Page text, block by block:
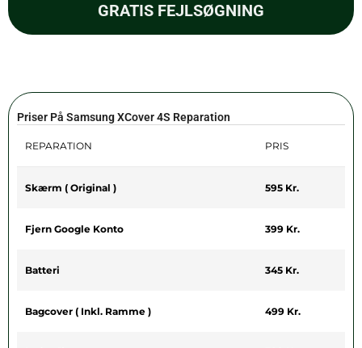
GRATIS FEJLSØGNING
Priser På Samsung XCover 4S Reparation
REPARATION PRIS
Skærm ( Original ) 595 Kr.
Fjern Google Konto 399 Kr.
Batteri 345 Kr.
Bagcover ( Inkl. Ramme ) 499 Kr.